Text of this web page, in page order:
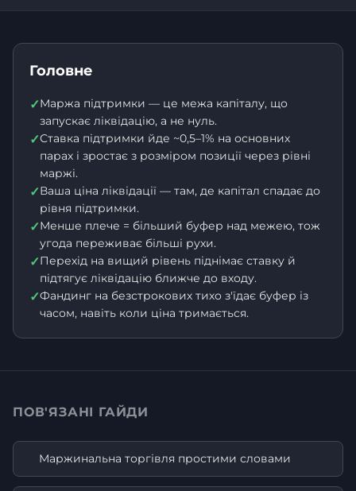
Головне
✓Маржа підтримки — це межа капіталу, що
запускає ліквідацію, а не нуль.
✓Ставка підтримки йде ~0,5–1% на основних
парах і зростає з розміром позиції через рівні
маржі.
✓Ваша ціна ліквідації — там, де капітал спадає до
рівня підтримки.
✓Менше плече = більший буфер над межею, тож
угода переживає більші рухи.
✓Перехід на вищий рівень піднімає ставку й
підтягує ліквідацію ближче до входу.
✓Фандинг на безстрокових тихо з'їдає буфер із
часом, навіть коли ціна тримається.
ПОВ'ЯЗАНІ ГАЙДИ
Маржинальна торгівля простими словами